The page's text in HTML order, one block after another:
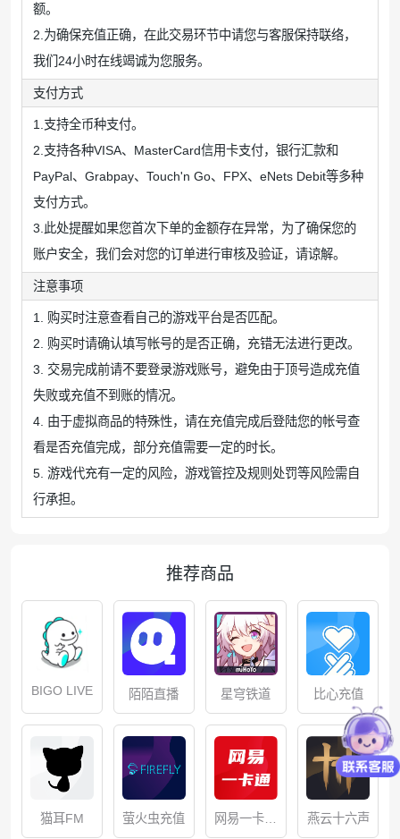
额。
2.为确保充值正确，在此交易环节中请您与客服保持联络，
我们24小时在线竭诚为您服务。
支付方式
1.支持全币种支付。
2.支持各种VISA、MasterCard信用卡支付，银行汇款和
PayPal、Grabpay、Touch'n Go、FPX、eNets Debit等多种
支付方式。
3.此处提醒如果您首次下单的金额存在异常，为了确保您的
账户安全，我们会对您的订单进行审核及验证，请谅解。
注意事项
1. 购买时注意查看自己的游戏平台是否匹配。
2. 购买时请确认填写帐号的是否正确，充错无法进行更改。
3. 交易完成前请不要登录游戏账号，避免由于顶号造成充值
失败或充值不到账的情况。
4. 由于虚拟商品的特殊性，请在充值完成后登陆您的帐号查
看是否充值完成，部分充值需要一定的时长。
5. 游戏代充有一定的风险，游戏管控及规则处罚等风险需自
行承担。
推荐商品
BIGO LIVE 陌陌直播 星穹铁道 比心充值
猫耳FM 萤火虫充值
网易一卡通
燕云十六声